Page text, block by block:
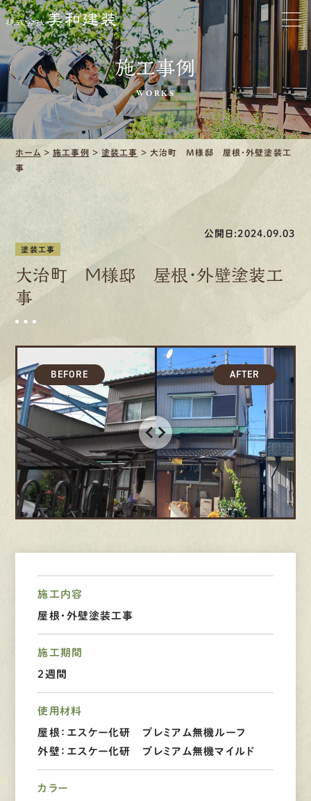
お家をきれいに
会社をきれいに
クリーニング
施工事例
口コミ・レビュー紹介
採用情報
募集要項
先輩インタビュー
エントリー
有資格者が、無料 建物 診断いたします!!
0120-44-2605
Web
施工事例
WORKS
ホーム >施工事例 >塗装工事 > 大治町 M様邸 屋根・外壁塗装工
事
公開日:2024.09.03
塗装工事
大治町 M様邸 屋根・外壁塗装工
事
施工内容
屋根・外壁塗装工事
施工期間
２週間
使用材料
屋根：エスケー化研 プレミアム無機ルーフ
外壁：エスケー化研 プレミアム無機マイルド
カラー